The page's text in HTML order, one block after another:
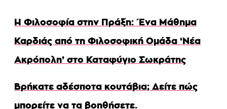
Η Φιλοσοφία στην Πράξη: Ένα Μάθημα
Καρδιάς από τη Φιλοσοφική Ομάδα ‘Νέα
Ακρόπολη’ στο Καταφύγιο Σωκράτης
Βρήκατε αδέσποτα κουτάβια; Δείτε πώς
μπορείτε να τα βοηθήσετε.